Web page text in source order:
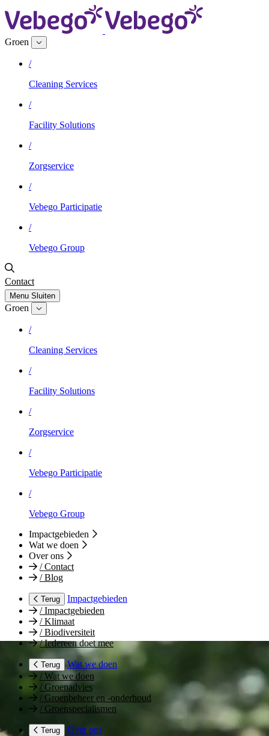
Groen
/
Cleaning Services
/
Facility Solutions
/
Zorgservice
/
Vebego Participatie
/
Vebego Group
Contact
Menu Sluiten
Groen
/
Cleaning Services
/
Facility Solutions
/
Zorgservice
/
Vebego Participatie
/
Vebego Group
Impactgebieden
Wat we doen
Over ons
/Contact
/Blog
Terug
Impactgebieden
/Impactgebieden
/Klimaat
/Biodiversiteit
/Iedereen doet mee
Terug
Wat we doen
/ Wat we doen
/ Groenadvies
/ Groenbeheer en -onderhoud
/ Groenspecialismen
Terug
Over ons